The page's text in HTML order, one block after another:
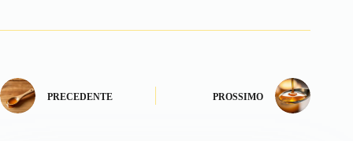
PRECEDENTE PROSSIMO